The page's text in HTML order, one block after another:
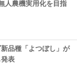
人農機実用化を目指
品種「よつぼし」が
表